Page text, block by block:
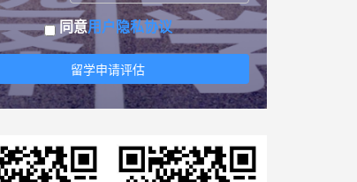
同意用户隐私协议
留学申请评估